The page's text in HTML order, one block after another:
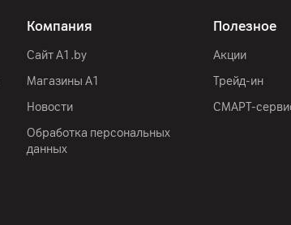
Компания
Сайт A1.by
Магазины А1
Новости
Обработка персональных
данных
Полезное
Акции
Трейд-ин
СМАРТ-